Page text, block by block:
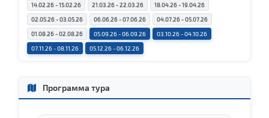
14.02.26 - 15.02.26 21.03.26 - 22.03.26
18.04.26 - 19.04.26
02.05.26 - 03.05.26
06.06.26 - 07.06.26
04.07.26 - 05.07.26
01.08.26 - 02.08.26
05.09.26 - 06.09.26
03.10.26 - 04.10.26
07.11.26 - 08.11.26
05.12.26 - 06.12.26
Программа тура